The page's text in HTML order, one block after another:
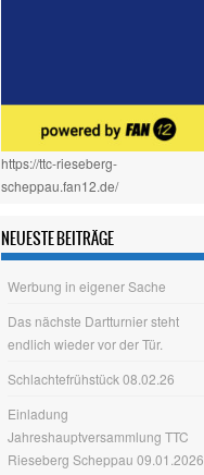
https://ttc-rieseberg-
scheppau.fan12.de/
NEUESTE BEITRÄGE
Werbung in eigener Sache
Das nächste Dartturnier steht
endlich wieder vor der Tür.
Schlachtefrühstück 08.02.26
Einladung
Jahreshauptversammlung TTC
Rieseberg Scheppau 09.01.2026